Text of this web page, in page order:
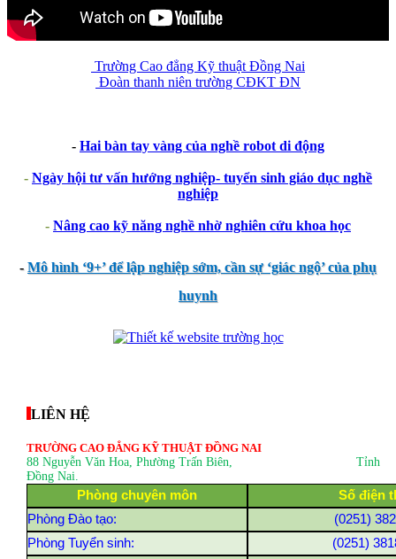
Trường Cao đẳng Kỹ thuật Đồng Nai
Đoàn thanh niên trường CĐKT ĐN
- Hai bàn tay vàng của nghề robot di động
- Ngày hội tư vấn hướng nghiệp- tuyển sinh giáo dục nghề
nghiệp
- Nâng cao kỹ năng nghề nhờ nghiên cứu khoa học
-Mô hình ‘9+’ để lập nghiệp sớm, cần sự ‘giác ngộ’ của phụ
huynh
LIÊN HỆ
TRƯỜNG CAO ĐẲNG KỸ THUẬT ĐỒNG NAI
88 Nguyễn Văn Hoa, Phường Trấn Biên, Tỉnh
Đồng Nai.
Phòng chuyên môn
Số điện
Phòng Đào tạo:
(0251)
Phòng Tuyển sinh:
(0251)